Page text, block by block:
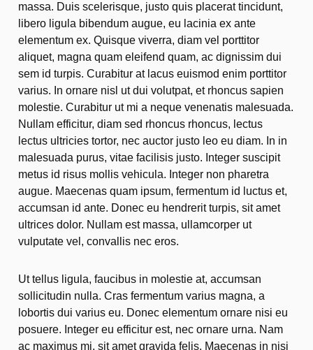
massa. Duis scelerisque, justo quis placerat tincidunt,
libero ligula bibendum augue, eu lacinia ex ante
elementum ex. Quisque viverra, diam vel porttitor
aliquet, magna quam eleifend quam, ac dignissim dui
sem id turpis. Curabitur at lacus euismod enim porttitor
varius. In ornare nisl ut dui volutpat, et rhoncus sapien
molestie. Curabitur ut mi a neque venenatis malesuada.
Nullam efficitur, diam sed rhoncus rhoncus, lectus
lectus ultricies tortor, nec auctor justo leo eu diam. In in
malesuada purus, vitae facilisis justo. Integer suscipit
metus id risus mollis vehicula. Integer non pharetra
augue. Maecenas quam ipsum, fermentum id luctus et,
accumsan id ante. Donec eu hendrerit turpis, sit amet
ultrices dolor. Nullam est massa, ullamcorper ut
vulputate vel, convallis nec eros.
Ut tellus ligula, faucibus in molestie at, accumsan
sollicitudin nulla. Cras fermentum varius magna, a
lobortis dui varius eu. Donec elementum ornare nisi eu
posuere. Integer eu efficitur est, nec ornare urna. Nam
ac maximus mi, sit amet gravida felis. Maecenas in nisi